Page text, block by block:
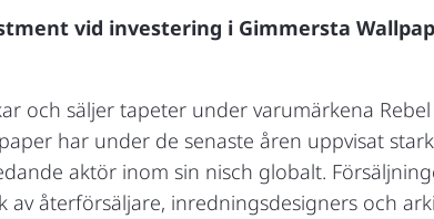
vid investering i Gimmersta
och säljer tapeter under varumärkena
har under de senaste åren uppvisat
aktör inom sin nisch globalt.
återförsäljare, inredningsdesigners och